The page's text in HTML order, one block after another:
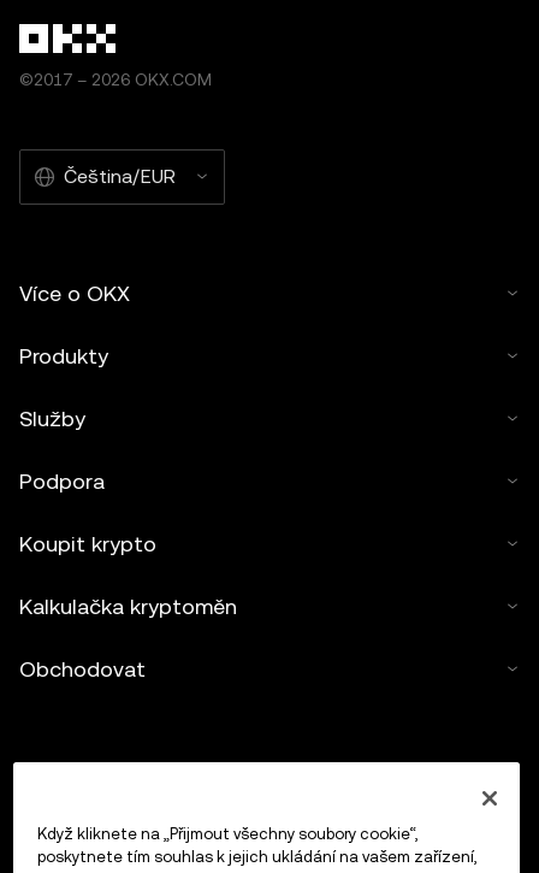
©2017 – 2026 OKX.COM
Čeština/EUR
Více o OKX
Produkty
Služby
Podpora
Koupit krypto
Kalkulačka kryptoměn
Obchodovat
Když kliknete na „Přijmout všechny soubory cookie“,
poskytnete tím souhlas k jejich ukládání na vašem zařízení,